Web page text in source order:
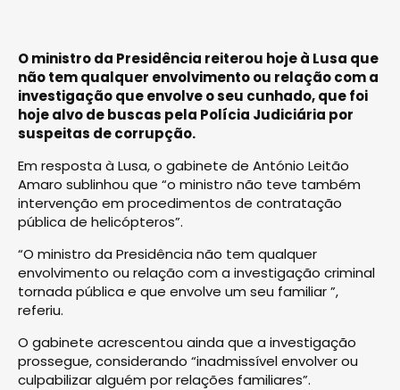
O ministro da Presidência reiterou hoje à Lusa que
não tem qualquer envolvimento ou relação com a
investigação que envolve o seu cunhado, que foi
hoje alvo de buscas pela Polícia Judiciária por
suspeitas de corrupção.
Em resposta à Lusa, o gabinete de António Leitão
Amaro sublinhou que “o ministro não teve também
intervenção em procedimentos de contratação
pública de helicópteros”.
“O ministro da Presidência não tem qualquer
envolvimento ou relação com a investigação criminal
tornada pública e que envolve um seu familiar ”,
referiu.
O gabinete acrescentou ainda que a investigação
prossegue, considerando “inadmissível envolver ou
culpabilizar alguém por relações familiares”.